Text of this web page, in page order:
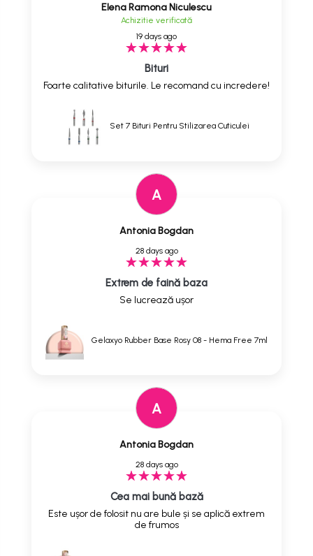
Elena Ramona Niculescu
Achizitie verificată
19 days ago
Bituri
Foarte calitative biturile. Le recomand cu incredere!
Set 7 Bituri Pentru Stilizarea Cuticulei
A
Antonia Bogdan
28 days ago
Extrem de faină baza
Se lucrează ușor
Gelaxyo Rubber Base Rosy 08 - Hema Free 7ml
A
Antonia Bogdan
28 days ago
Cea mai bună bază
Este ușor de folosit nu are bule și se aplică extrem
de frumos